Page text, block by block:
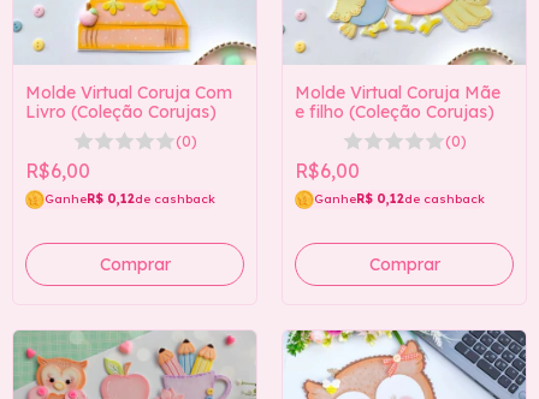
Molde Virtual Coruja Com
Livro (Coleção Corujas)
(0)
R$6,00
GanheR$ 0,12de cashback
Molde Virtual Coruja Mãe
e filho (Coleção Corujas)
(0)
R$6,00
GanheR$ 0,12de cashback